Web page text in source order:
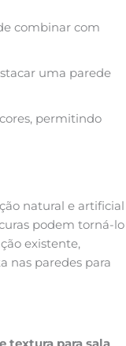
combinar com
uma parede
permitindo
natural e artificial
podem torná-lo
existente,
nas paredes para